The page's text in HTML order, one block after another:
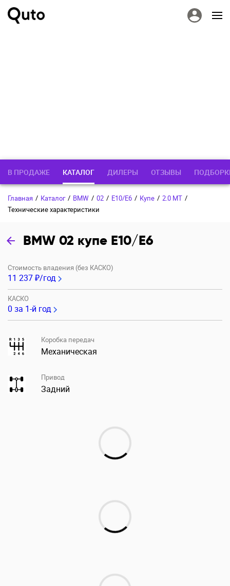
В ПРОДАЖЕ КАТАЛОГ ДИЛЕРЫ ОТЗЫВЫ
Главная / Каталог / BMW / 02 / E10/E6 / Купе / 2.0 MT /
Технические характеристики
BMW 02 купе E10/E6
Стоимость владения (без КАСКО)
11 237 ₽/год
КАСКО
0 за 1-й год
Коробка передач
Механическая
Привод
Задний